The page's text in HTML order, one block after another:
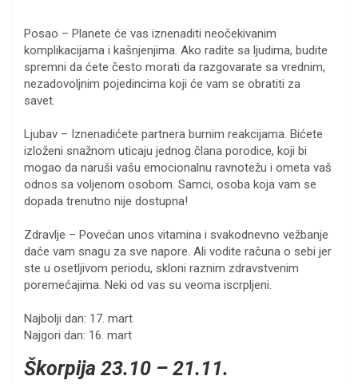
Posao – Planete će vas iznenaditi neočekivanim
komplikacijama i kašnjenjima. Ako radite sa ljudima, budite
spremni da ćete često morati da razgovarate sa vrednim,
nezadovoljnim pojedincima koji će vam se obratiti za
savet.
Ljubav – Iznenadićete partnera burnim reakcijama. Bićete
izloženi snažnom uticaju jednog člana porodice, koji bi
mogao da naruši vašu emocionalnu ravnotežu i ometa vaš
odnos sa voljenom osobom. Samci, osoba koja vam se
dopada trenutno nije dostupna!
Zdravlje – Povećan unos vitamina i svakodnevno vežbanje
daće vam snagu za sve napore. Ali vodite računa o sebi jer
ste u osetljivom periodu, skloni raznim zdravstvenim
poremećajima. Neki od vas su veoma iscrpljeni.
Najbolji dan: 17. mart
Najgori dan: 16. mart
Škorpija 23.10 – 21.11.